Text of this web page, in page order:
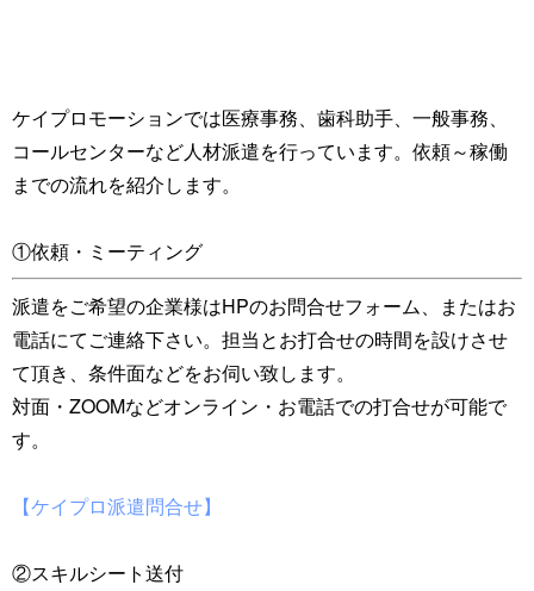
ケイプロモーションでは医療事務、歯科助手、一般事務、
コールセンターなど人材派遣を行っています。依頼～稼働
までの流れを紹介します。
①依頼・ミーティング
派遣をご希望の企業様はHPのお問合せフォーム、またはお
電話にてご連絡下さい。担当とお打合せの時間を設けさせ
て頂き、条件面などをお伺い致します。
対面・ZOOMなどオンライン・お電話での打合せが可能で
す。
【ケイプロ派遣問合せ】
②スキルシート送付